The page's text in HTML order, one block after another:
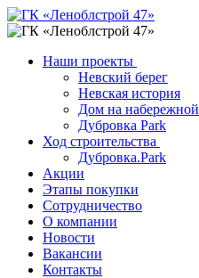
Наши проекты
Невский берег
Невская история
Дом на набережной
Дубровка Park
Ход строительства
Дубровка.Park
Акции
Этапы покупки
Сотрудничество
О компании
Новости
Вакансии
Контакты